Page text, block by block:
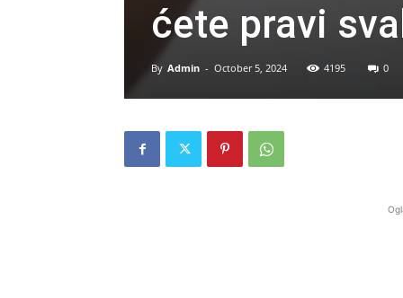
ćete pravi
By Admin - October 5, 2024 4195 0